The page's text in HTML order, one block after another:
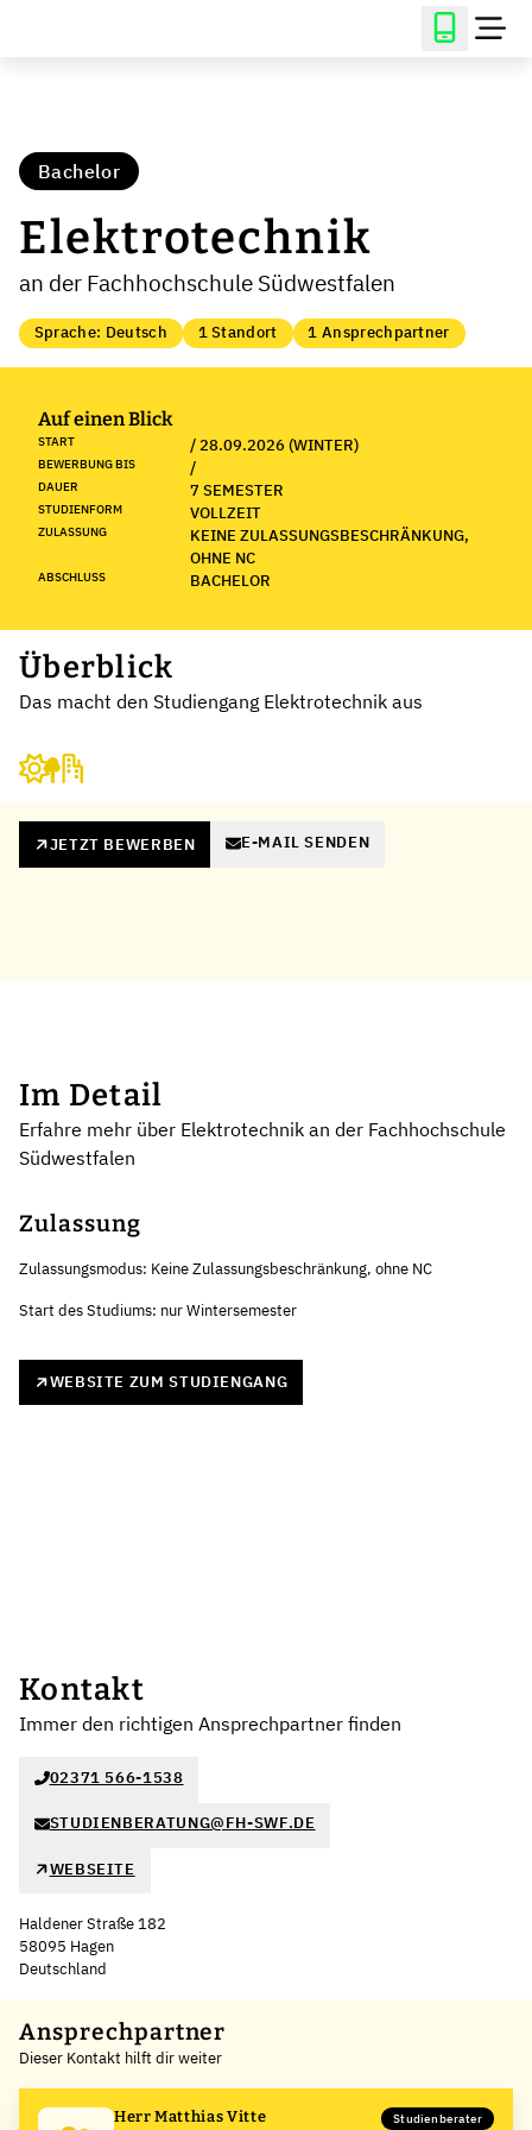
Bachelor
Elektrotechnik
an der Fachhochschule Südwestfalen
Sprache: Deutsch 1 Standort 1 Ansprechpartner
Auf einen Blick
START / 28.09.2026 (WINTER)
BEWERBUNG BIS /
DAUER 7 SEMESTER
STUDIENFORM VOLLZEIT
ZULASSUNG
KEINE ZULASSUNGSBESCHRÄNKUNG,
OHNE NC
ABSCHLUSS BACHELOR
Überblick
Das macht den Studiengang Elektrotechnik aus
JETZT BEWERBEN E-MAIL SENDEN
Im Detail
Erfahre mehr über Elektrotechnik an der Fachhochschule
Südwestfalen
Zulassung
Zulassungsmodus: Keine Zulassungsbeschränkung, ohne NC
Start des Studiums: nur Wintersemester
WEBSITE ZUM STUDIENGANG
Kontakt
Immer den richtigen Ansprechpartner finden
02371 566-1538
STUDIENBERATUNG@FH-SWF.DE
WEBSEITE
Haldener Straße 182
58095 Hagen
Deutschland
+
−
Ansprechpartner
Dieser Kontakt hilft dir weiter
Herr Matthias Vitte Studienberater